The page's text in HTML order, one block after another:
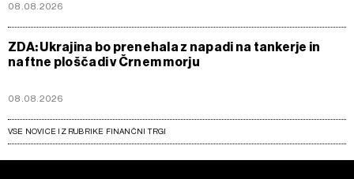
08.08.2026
ZDA: Ukrajina bo prenehala z napadi na tankerje in
naftne ploščadi v Črnem morju
08.08.2026
VSE NOVICE IZ RUBRIKE FINANČNI TRGI